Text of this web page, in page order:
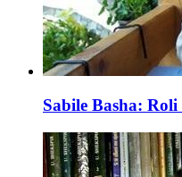
Sabile Basha: